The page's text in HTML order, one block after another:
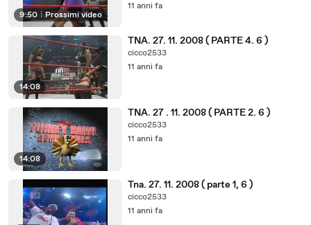
9:50 Prossimi video
11 anni fa
14:08
TNA. 27. 11. 2008 ( PARTE 4. 6 )
cicco2533
11 anni fa
14:08
TNA. 27 . 11. 2008 ( PARTE 2. 6 )
cicco2533
11 anni fa
Tna. 27. 11. 2008 ( parte 1, 6 )
cicco2533
11 anni fa